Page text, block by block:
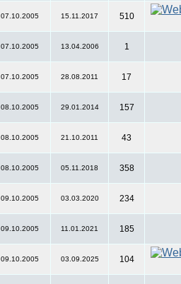
07.10.2005 15.11.2017 510
07.10.2005 13.04.2006 1
07.10.2005 28.08.2011 17
08.10.2005 29.01.2014 157
08.10.2005 21.10.2011 43
08.10.2005 05.11.2018 358
09.10.2005 03.03.2020 234
09.10.2005 11.01.2021 185
09.10.2005 03.09.2025 104